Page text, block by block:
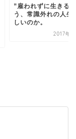
”雇われずに生きる”
う、常識外れの人生
しいのか。
2017年8